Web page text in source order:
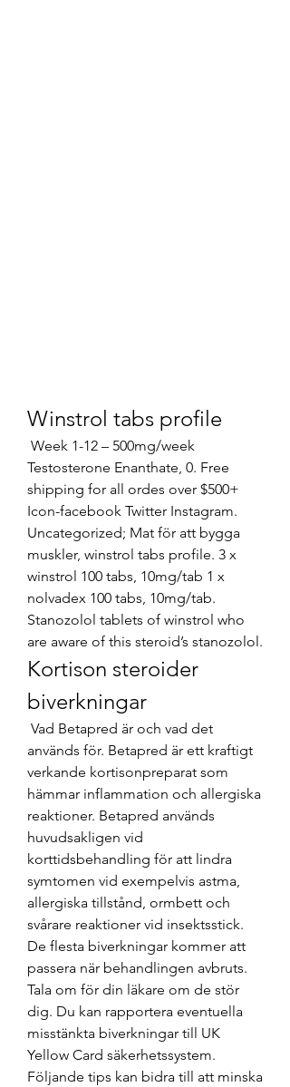
Winstrol tabs profile
Testosterone Enanthate, 0. Free
shipping for all ordes over $500+
Icon-facebook Twitter Instagram.
Uncategorized; Mat för att bygga
muskler, winstrol tabs profile. 3 x
winstrol 100 tabs, 10mg/tab 1 x
nolvadex 100 tabs, 10mg/tab.
Stanozolol tablets of winstrol who
Kortison steroider
biverkningar
används för. Betapred är ett kraftigt
verkande kortisonpreparat som
hämmar inflammation och allergiska
reaktioner. Betapred används
huvudsakligen vid
korttidsbehandling för att lindra
symtomen vid exempelvis astma,
allergiska tillstånd, ormbett och
svårare reaktioner vid insektsstick.
De flesta biverkningar kommer att
passera när behandlingen avbruts.
Tala om för din läkare om de stör
dig. Du kan rapportera eventuella
misstänkta biverkningar till UK
Yellow Card säkerhetssystem.
Följande tips kan bidra till att minska